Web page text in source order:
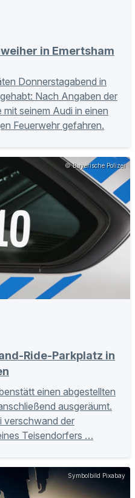
in Emertsham
Donnerstagabend in
Nach Angaben der
seinem Audi in einen
Feuerwehr gefahren.
© Bayerische Polizei
Ride-Parkplatz in
einen abgestellten
ausgeräumt.
verschwand der
Teisendorfers …
Symbolbild Pixabay